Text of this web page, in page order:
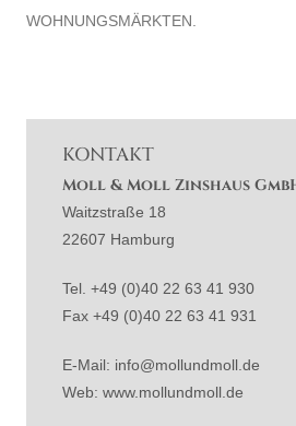
WOHNUNGSMÄRKTEN.
KONTAKT
Moll & Moll Zinshaus
Waitzstraße 18
22607 Hamburg
Tel. +49 (0)40 22 63 41 930
Fax +49 (0)40 22 63 41 931
E-Mail: info@mollundmoll.de
Web: www.mollundmoll.de